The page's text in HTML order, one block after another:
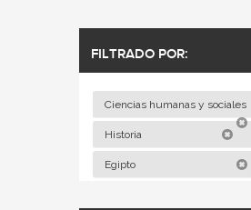
FILTRADO POR:
Ciencias humanas y sociales
Historia
Egipto